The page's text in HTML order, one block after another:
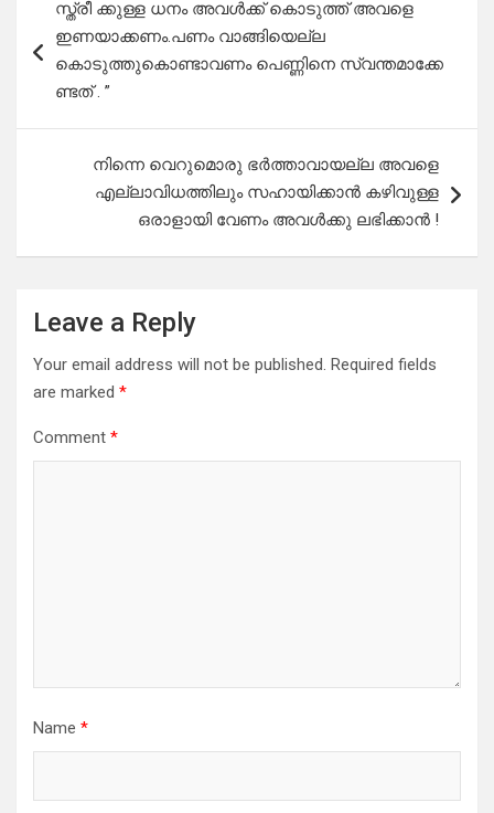
navigation
സ്ത്രീ ക്കുള്ള ധനം അവൾക്ക് കൊടുത്ത് അവളെ
ഇണയാക്കണം.പണം വാങ്ങിയെല്ല
കൊടുത്തുകൊണ്ടാവണം പെണ്ണിനെ സ്വന്തമാക്കേ
ണ്ടത് . ”
നിന്നെ വെറുമൊരു ഭർത്താവായല്ല അവളെ
എല്ലാവിധത്തിലും സഹായിക്കാൻ കഴിവുള്ള
ഒരാളായി വേണം അവൾക്കു ലഭിക്കാൻ !
Leave a Reply
Your email address will not be published. Required fields
are marked *
Comment *
Name *